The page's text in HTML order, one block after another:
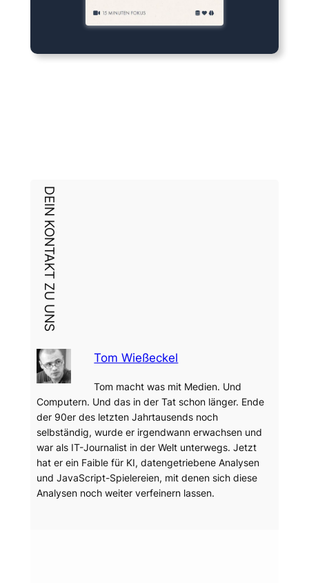
DEIN KONTAKT ZU UNS
Tom Wießeckel
Tom macht was mit Medien. Und
Computern. Und das in der Tat schon länger. Ende
der 90er des letzten Jahrtausends noch
selbständig, wurde er irgendwann erwachsen und
war als IT-Journalist in der Welt unterwegs. Jetzt
hat er ein Faible für KI, datengetriebene Analysen
und JavaScript-Spielereien, mit denen sich diese
Analysen noch weiter verfeinern lassen.